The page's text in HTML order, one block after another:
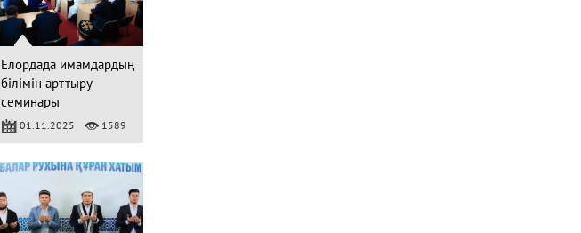
Елордада имамдардың
білімін арттыру
семинары
ұйымдастырылды
01.11.2025 1589